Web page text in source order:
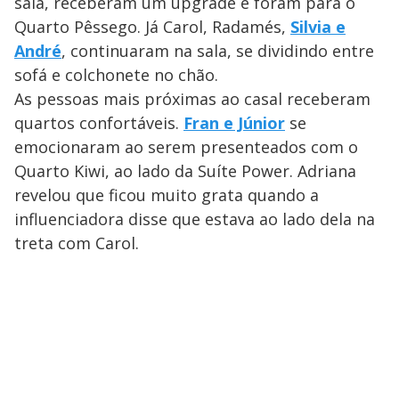
Quarto Pêssego. Já Carol, Radamés, Silvia e
André, continuaram na sala, se dividindo entre
sofá e colchonete no chão.
As pessoas mais próximas ao casal receberam
quartos confortáveis. Fran e Júnior se
emocionaram ao serem presenteados com o
Quarto Kiwi, ao lado da Suíte Power. Adriana
revelou que ficou muito grata quando a
influenciadora disse que estava ao lado dela na
treta com Carol.